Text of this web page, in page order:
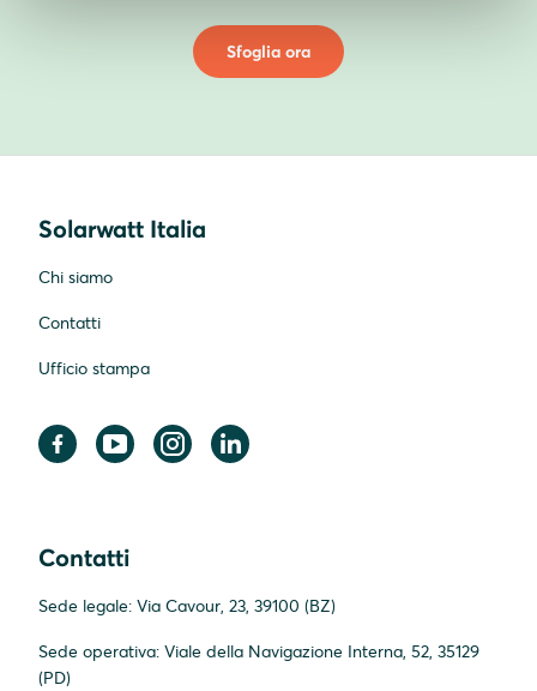
Sfoglia ora
Solarwatt Italia
Chi siamo
Contatti
Ufficio stampa
Contatti
Sede legale: Via Cavour, 23, 39100 (BZ)
Sede operativa: Viale della Navigazione Interna, 52, 35129
(PD)